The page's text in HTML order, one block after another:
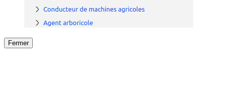
Fermer